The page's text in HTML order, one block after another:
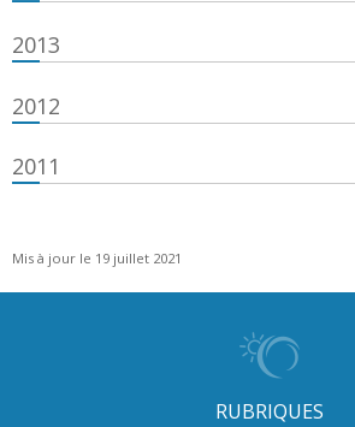
2013
2012
2011
Mis à jour le 19 juillet 2021
RUBRIQUES